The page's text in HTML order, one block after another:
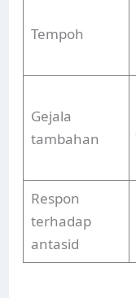
Tempoh
Gejala
tambahan
Respon
terhadap
antasid